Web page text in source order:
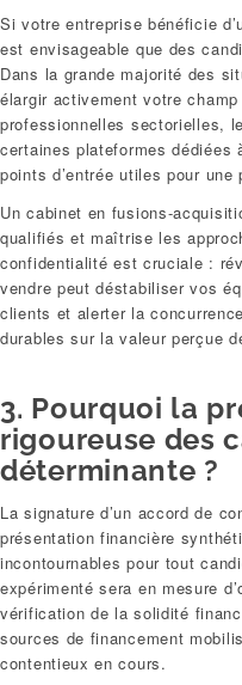
Si votre entreprise bénéficie
est envisageable que des
Dans la grande majorité des
élargir activement votre
professionnelles sectorielles,
certaines plateformes
points d’entrée utiles pour
Un cabinet en fusions-
qualifiés et maîtrise les
confidentialité est cruciale :
vendre peut déstabiliser vos
clients et alerter la
durables sur la valeur perçue
3. Pourquoi la
rigoureuse des
déterminante ?
La signature d’un accord de
présentation financière
incontournables pour tout
expérimenté sera en mesure
vérification de la solidité
sources de financement
contentieux en cours.